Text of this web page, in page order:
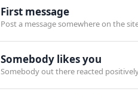
First message
Post a message somewhere on the
Somebody likes you
Somebody out there reacted